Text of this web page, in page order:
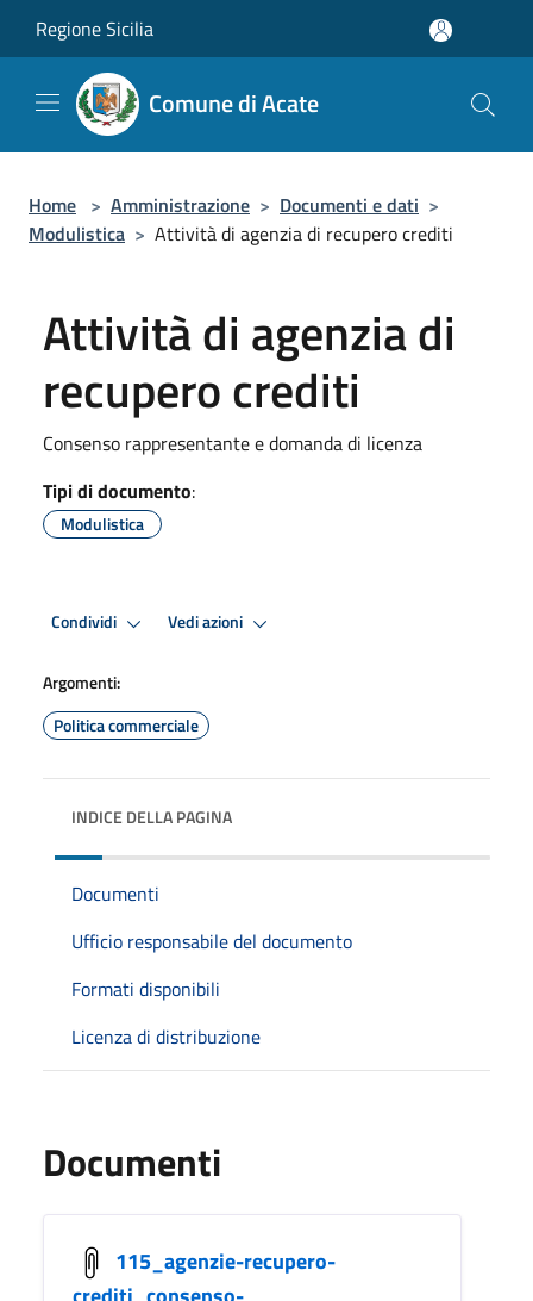
Regione Sicilia
Comune di Acate
Home > Amministrazione > Documenti e dati >
Modulistica > Attività di agenzia di recupero crediti
Attività di agenzia di
recupero crediti
Consenso rappresentante e domanda di licenza
Tipi di documento:
Modulistica
Condividi Vedi azioni
Argomenti:
Politica commerciale
INDICE DELLA PAGINA
Documenti
Ufficio responsabile del documento
Formati disponibili
Licenza di distribuzione
Documenti
115_agenzie-recupero-